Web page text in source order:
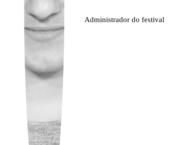
Administrador do festival